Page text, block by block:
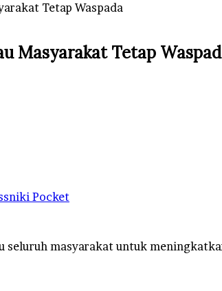
Tetap Waspada
Masyarakat Tetap
Pocket
masyarakat untuk